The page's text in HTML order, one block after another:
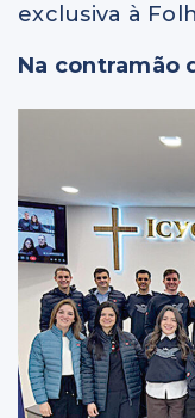
exclusiva à
Na contramão